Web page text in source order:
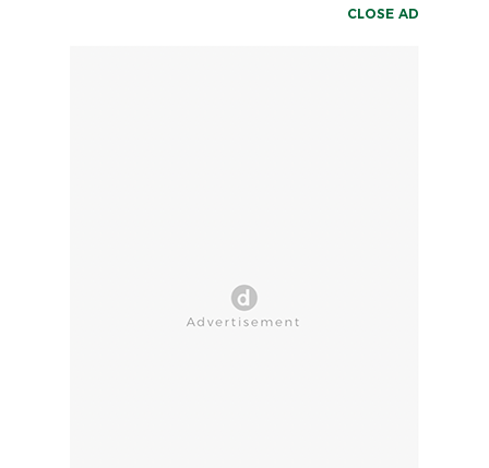
CLOSE AD